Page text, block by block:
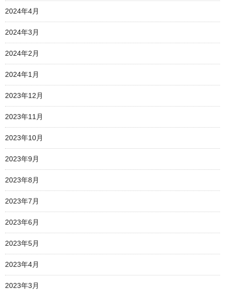
2024年4月
2024年3月
2024年2月
2024年1月
2023年12月
2023年11月
2023年10月
2023年9月
2023年8月
2023年7月
2023年6月
2023年5月
2023年4月
2023年3月